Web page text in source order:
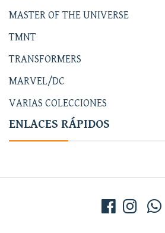
MASTER OF THE UNIVERSE
TMNT
TRANSFORMERS
MARVEL/DC
VARIAS COLECCIONES
ENLACES RÁPIDOS